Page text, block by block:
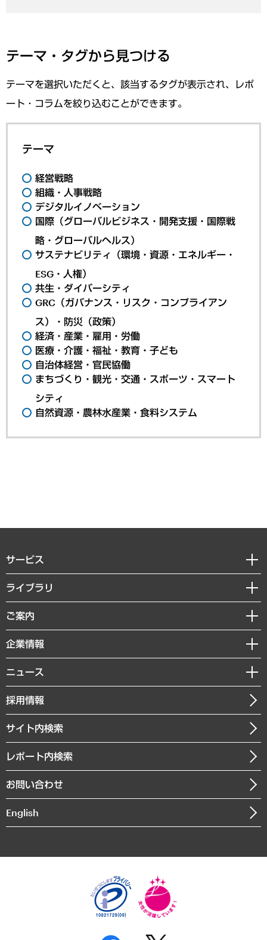
テーマ・タグから見つける
テーマを選択いただくと、該当するタグが表示され、レポ
ート・コラムを絞り込むことができます。
テーマ
経営戦略
組織・人事戦略
デジタルイノベーション
国際（グローバルビジネス・開発支援・国際戦
略・グローバルヘルス）
サステナビリティ（環境・資源・エネルギー・
ESG・人権）
共生・ダイバーシティ
GRC（ガバナンス・リスク・コンプライアン
ス）・防災（政策）
経済・産業・雇用・労働
医療・介護・福祉・教育・子ども
自治体経営・官民協働
まちづくり・観光・交通・スポーツ・スマート
シティ
自然資源・農林水産業・食料システム
サービス
経営戦略
組織・人事戦略
デジタルイノベーション
共生・ダイバーシティ
GRC（ガバナンス・リスク・コンプライアンス）・防災（政策）
経済・産業・雇用・労働
まちづくり・観光・交通・スポーツ・スマートシティ
自然資源・農林水産業・食料システム
ライブラリ
経済調査
レポート
コラム
経営用語集
受託・受注実績（官公庁関連）
メディア掲載・出演
ご案内
セミナー・イベント情報
MUFGビジネスセミナー
受託案件情報
企業情報
私たちの想い
社長メッセージ
会社概要
沿革
組織図・本部部室紹介
インドネシア現地法人
個人情報保護方針
ニュース
ニュースリリース
お知らせ
採用情報
サイト内検索
レポート内検索
お問い合わせ
English